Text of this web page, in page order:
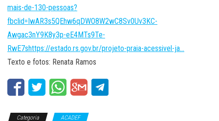
mais-de-130-pessoas?
fbclid=IwAR3s5QEhw6qDWO8W2wC8Sv0Uv3KC-
Awgac3nY9K8y3p-eE4MTs9Te-
RwE7shttps://estado.rs.gov.br/projeto-praia-acessivel-ja…
Texto e fotos: Renata Ramos
Categoria ACADEF